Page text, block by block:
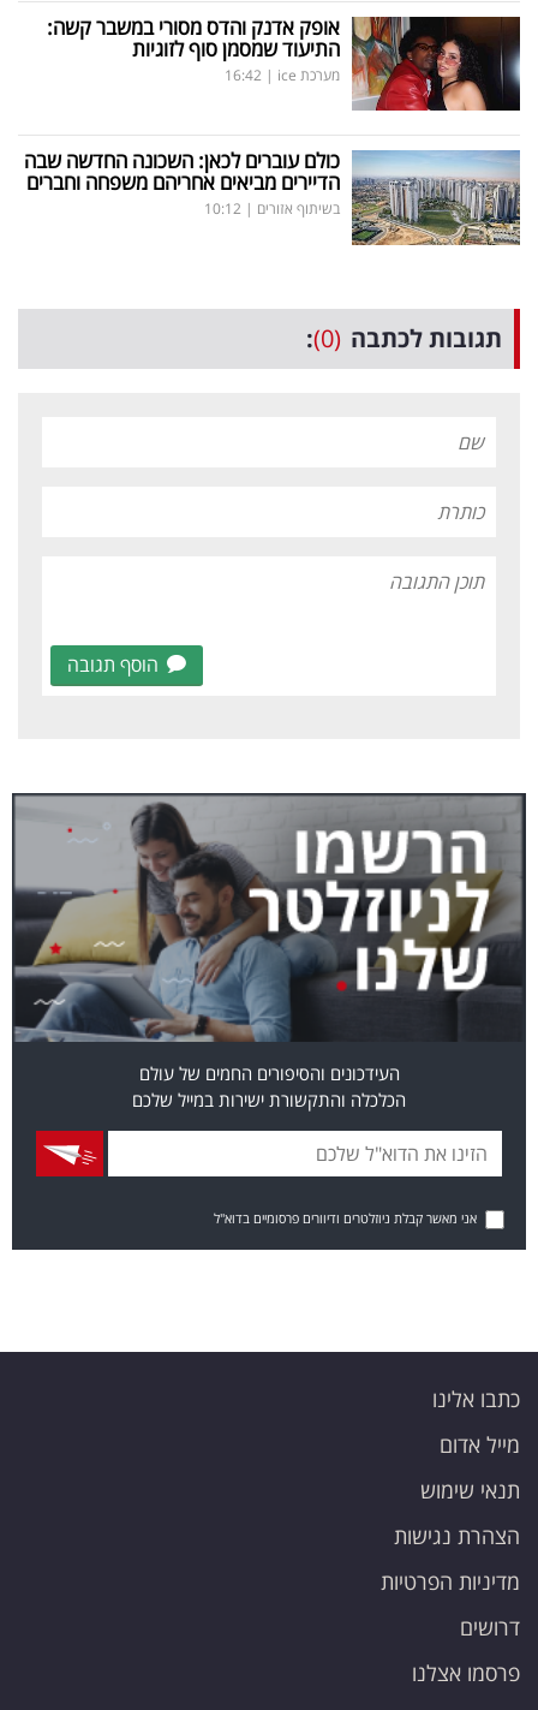
אופק אדנק והדס מסורי במשבר קשה:
התיעוד שמסמן סוף לזוגיות
מערכת ice |
16:42
כולם עוברים לכאן: השכונה החדשה שבה
הדיירים מביאים אחריהם משפחה וחברים
בשיתוף אזורים |
10:12
תגובות לכתבה (0)
:
הוסף תגובה
העידכונים והסיפורים החמים של עולם
הכלכלה והתקשורת ישירות במייל שלכם
אני מאשר קבלת ניוזלטרים ודיוורים פרסומיים בדוא"ל
כתבו אלינו
מייל אדום
תנאי שימוש
הצהרת נגישות
מדיניות הפרטיות
דרושים
פרסמו אצלנו